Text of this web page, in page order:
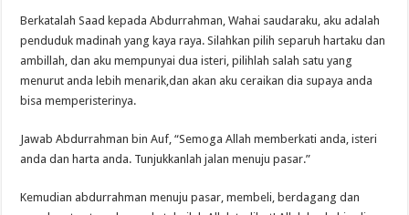
Berkatalah Saad kepada Abdurrahman, Wahai saudaraku, aku adalah
penduduk madinah yang kaya raya. Silahkan pilih separuh hartaku dan
ambillah, dan aku mempunyai dua isteri, pilihlah salah satu yang
menurut anda lebih menarik,dan akan aku ceraikan dia supaya anda
bisa memperisterinya.
Jawab Abdurrahman bin Auf, “Semoga Allah memberkati anda, isteri
anda dan harta anda. Tunjukkanlah jalan menuju pasar.”
Kemudian abdurrahman menuju pasar, membeli, berdagang dan